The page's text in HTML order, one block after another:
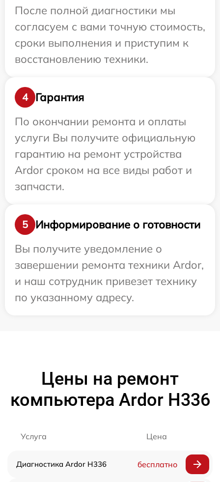
После полной диагностики мы
согласуем с вами точную стоимость,
сроки выполнения и приступим к
восстановлению техники.
4
Гарантия
По окончании ремонта и оплаты
услуги Вы получите официальную
гарантию на ремонт устройства
Ardor сроком на все виды работ и
запчасти.
5
Информирование о готовности
Вы получите уведомление о
завершении ремонта техники Ardor,
и наш сотрудник привезет технику
по указанному адресу.
Цены на ремонт
компьютера Ardor H336
Услуга Цена
Диагностика Ardor H336 бесплатно